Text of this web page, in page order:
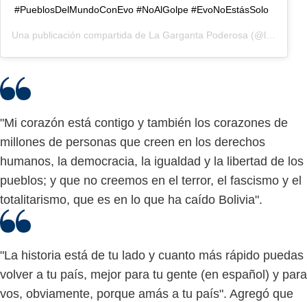
#PueblosDelMundoConEvo #NoAlGolpe #EvoNoEstásSolo
Una publicación compartida de La Garganta Poderosa (@lagargantapoderosa) el
"Mi corazón está contigo y también los corazones de
millones de personas que creen en los derechos
humanos, la democracia, la igualdad y la libertad de los
pueblos; y que no creemos en el terror, el fascismo y el
totalitarismo, que es en lo que ha caído Bolivia".
"La historia está de tu lado y cuanto más rápido puedas
volver a tu país, mejor para tu gente (en español) y para
vos, obviamente, porque amás a tu país". Agregó que